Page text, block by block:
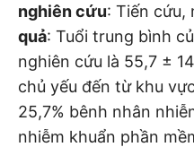
nghiên cứu: Tiến cứu,
quả: Tuổi trung bình
nghiên cứu là 55,7 ±
chủ yếu đến từ khu
25,7% bênh nhân
nhiễm khuẩn phần